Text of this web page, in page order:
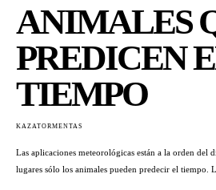
ANIMALES
PREDICEN
TIEMPO
KAZATORMENTAS
Las aplicaciones meteorológicas están a la orden del
lugares sólo los animales pueden predecir el tiempo.